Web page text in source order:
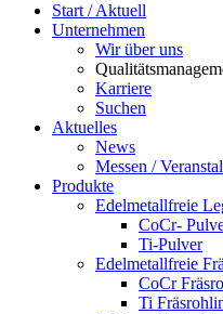
Start / Aktuell
Unternehmen
Wir über uns
Karriere
Suchen
Aktuelles
News
Messen /
Produkte
Edelmetallfreie
CoCr-
Ti-Pulver
Edelmetallfreie
CoCr
Ti